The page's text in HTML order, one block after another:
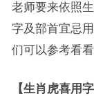
老师要来依照
字及部首宜忌
们可以参考看看
【生肖虎喜用字